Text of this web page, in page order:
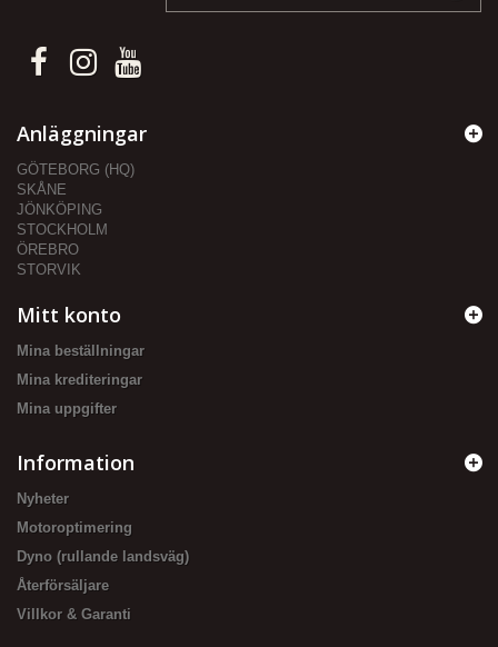
Anläggningar
GÖTEBORG (HQ)
SKÅNE
JÖNKÖPING
STOCKHOLM
ÖREBRO
STORVIK
Mitt konto
Mina beställningar
Mina krediteringar
Mina uppgifter
Information
Nyheter
Motoroptimering
Dyno (rullande landsväg)
Återförsäljare
Villkor & Garanti